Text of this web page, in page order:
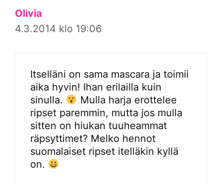
Olivia
4.3.2014 klo 19:06
Itselläni on sama mascara ja toimii
aika hyvin! Ihan erilailla kuin
sinulla.
Mulla harja erottelee
ripset paremmin, mutta jos mulla
sitten on hiukan tuuheammat
räpsyttimet? Melko hennot
suomalaiset ripset itelläkin kyllä
on.